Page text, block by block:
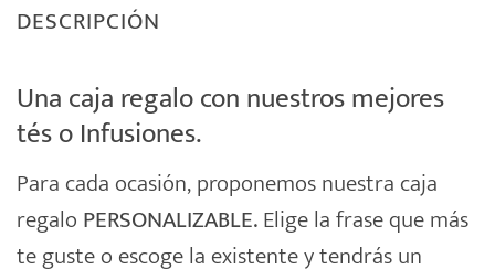
DESCRIPCIÓN
Una caja regalo con nuestros mejores
tés o Infusiones.
Para cada ocasión, proponemos nuestra caja
regalo PERSONALIZABLE.Elige la frase que más
te guste o escoge la existente y tendrás un